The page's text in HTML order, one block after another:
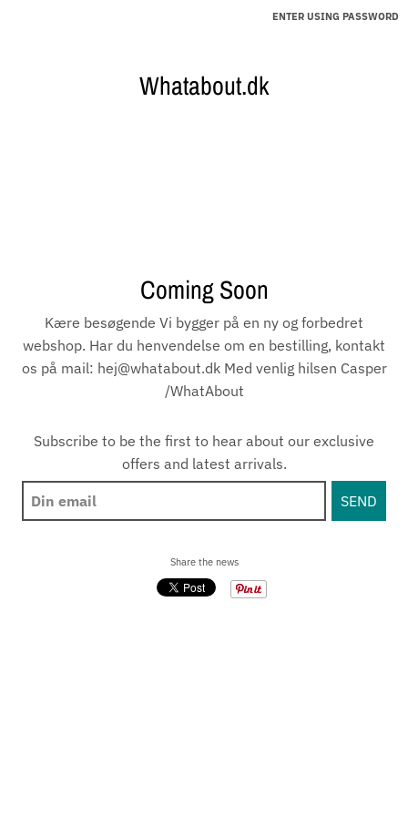
Whatabout.dk
Coming Soon
Kære besøgende Vi bygger på en ny og forbedret
webshop. Har du henvendelse om en bestilling, kontakt
os på mail: hej@whatabout.dk Med venlig hilsen Casper
/WhatAbout
Subscribe to be the first to hear about our exclusive
offers and latest arrivals.
Share the news
ENTER USING PASSWORD